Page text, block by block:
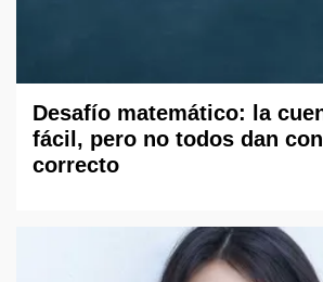
Desafío matemático: la
fácil, pero no todos dan
correcto